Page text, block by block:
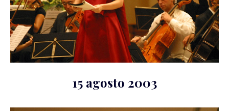
15 agosto 2003